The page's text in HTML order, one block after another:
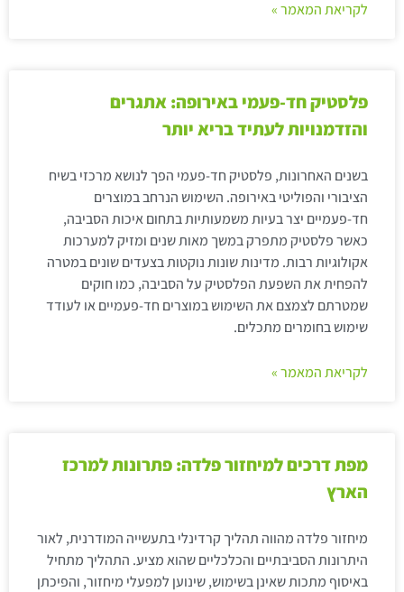
לקריאת המאמר »
פלסטיק חד-פעמי באירופה: אתגרים
והזדמנויות לעתיד בריא יותר
בשנים האחרונות, פלסטיק חד-פעמי הפך לנושא מרכזי בשיח
הציבורי והפוליטי באירופה. השימוש הנרחב במוצרים
חד-פעמיים יצר בעיות משמעותיות בתחום איכות הסביבה,
כאשר פלסטיק מתפרק במשך מאות שנים ומזיק למערכות
אקולוגיות רבות. מדינות שונות נוקטות בצעדים שונים במטרה
להפחית את השפעת הפלסטיק על הסביבה, כמו חוקים
שמטרתם לצמצם את השימוש במוצרים חד-פעמיים או לעודד
שימוש בחומרים מתכלים.
לקריאת המאמר »
מפת דרכים למיחזור פלדה: פתרונות למרכז
הארץ
מיחזור פלדה מהווה תהליך קרדינלי בתעשייה המודרנית, לאור
היתרונות הסביבתיים והכלכליים שהוא מציע. התהליך מתחיל
באיסוף מתכות שאינן בשימוש, שינוען למפעלי מיחזור, והפיכתן